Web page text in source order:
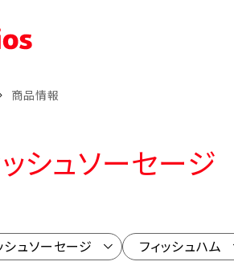
商品情報
シュソーセージ
シュソーセージ フィッシュハム